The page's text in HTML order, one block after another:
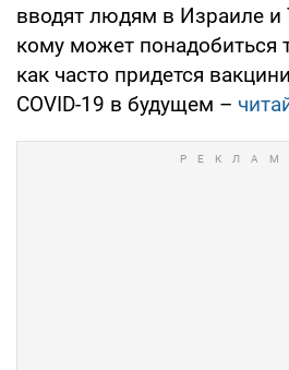
вводят людям в Израиле и
кому может понадобиться
как часто придется
COVID-19 в будущем –